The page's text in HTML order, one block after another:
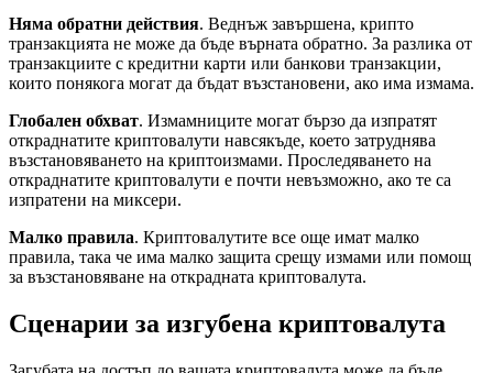
Няма обратни действия. Веднъж завършена, крипто
транзакцията не може да бъде върната обратно. За разлика от
транзакциите с кредитни карти или банкови транзакции,
които понякога могат да бъдат възстановени, ако има измама.
Глобален обхват. Измамниците могат бързо да изпратят
откраднатите криптовалути навсякъде, което затруднява
възстановяването на криптоизмами. Проследяването на
откраднатите криптовалути е почти невъзможно, ако те са
изпратени на миксери.
Малко правила. Криптовалутите все още имат малко
правила, така че има малко защита срещу измами или помощ
за възстановяване на открадната криптовалута.
Сценарии за изгубена криптовалута